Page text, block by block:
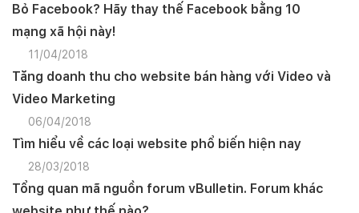
Bỏ Facebook? Hãy thay thế Facebook bằng 10
mạng xã hội này!
11/04/2018
Tăng doanh thu cho website bán hàng với Video và
Video Marketing
06/04/2018
Tìm hiểu về các loại website phổ biến hiện nay
28/03/2018
Tổng quan mã nguồn forum vBulletin. Forum khác